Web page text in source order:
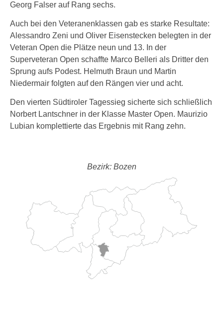
Georg Falser auf Rang sechs.
Auch bei den Veteranenklassen gab es starke Resultate:
Alessandro Zeni und Oliver Eisenstecken belegten in der
Veteran Open die Plätze neun und 13. In der
Superveteran Open schaffte Marco Belleri als Dritter den
Sprung aufs Podest. Helmuth Braun und Martin
Niedermair folgten auf den Rängen vier und acht.
Den vierten Südtiroler Tagessieg sicherte sich schließlich
Norbert Lantschner in der Klasse Master Open. Maurizio
Lubian komplettierte das Ergebnis mit Rang zehn.
Bezirk: Bozen